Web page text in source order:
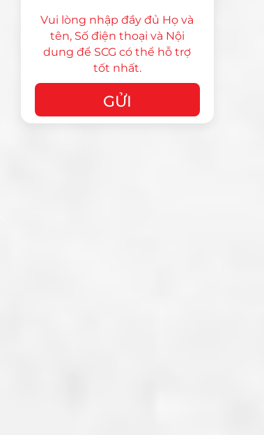
Vui lòng nhập đầy đủ Họ và
tên, Số điện thoại và Nội
dung để SCG có thể hỗ trợ
tốt nhất.